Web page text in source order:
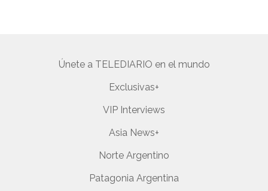
Únete a TELEDIARIO en el mundo
Exclusivas+
VIP Interviews
Asia News+
Norte Argentino
Patagonia Argentina